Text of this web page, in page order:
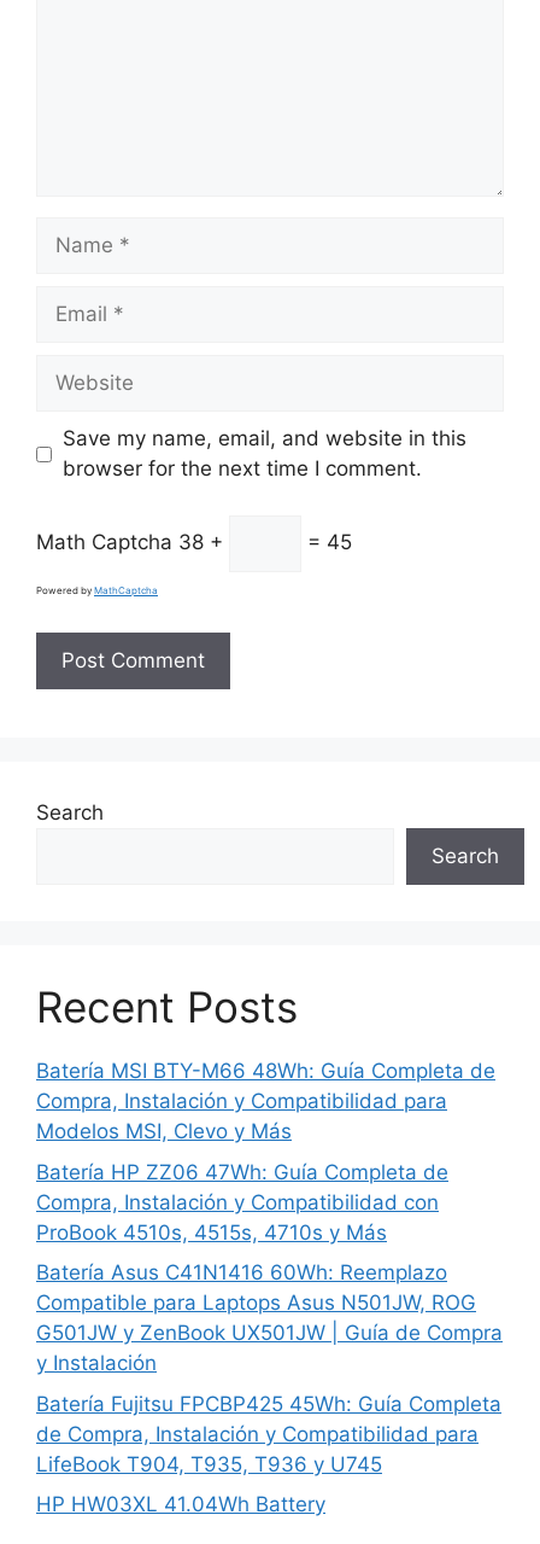
Name
Email
Website
Save my name, email, and website in this
browser for the next time I comment.
Math Captcha 38 + = 45
Powered by MathCaptcha
Search
Search
Recent Posts
Batería MSI BTY-M66 48Wh: Guía Completa de
Compra, Instalación y Compatibilidad para
Modelos MSI, Clevo y Más
Batería HP ZZ06 47Wh: Guía Completa de
Compra, Instalación y Compatibilidad con
ProBook 4510s, 4515s, 4710s y Más
Batería Asus C41N1416 60Wh: Reemplazo
Compatible para Laptops Asus N501JW, ROG
G501JW y ZenBook UX501JW | Guía de Compra
y Instalación
Batería Fujitsu FPCBP425 45Wh: Guía Completa
de Compra, Instalación y Compatibilidad para
LifeBook T904, T935, T936 y U745
HP HW03XL 41.04Wh Battery